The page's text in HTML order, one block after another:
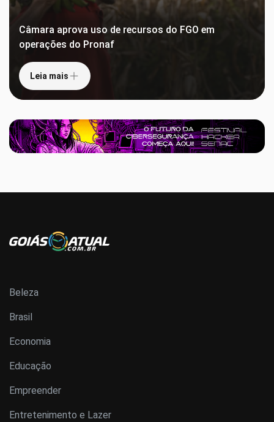
Câmara aprova uso de recursos do FGO em
operações do Pronaf
Leia mais
Beleza
Brasil
Economia
Educação
Empreender
Entretenimento e Lazer